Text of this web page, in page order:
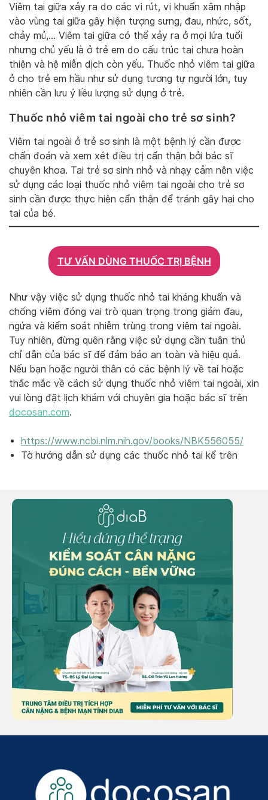
Viêm tai giữa xảy ra do các vi rút, vi khuẩn xâm nhập
vào vùng tai giữa gây hiện tượng sưng, đau, nhức, sốt,
chảy mủ,… Viêm tai giữa có thể xảy ra ở mọi lứa tuổi
nhưng chủ yếu là ở trẻ em do cấu trúc tai chưa hoàn
thiện và hệ miễn dịch còn yếu. Thuốc nhỏ viêm tai giữa
ở cho trẻ em hầu như sử dụng tương tự người lớn, tuy
nhiên cần lưu ý liều lượng sử dụng ở trẻ.
Thuốc nhỏ viêm tai ngoài cho trẻ sơ sinh?
Viêm tai ngoài ở trẻ sơ sinh là một bệnh lý cần được
chẩn đoán và xem xét điều trị cẩn thận bởi bác sĩ
chuyên khoa. Tai trẻ sơ sinh nhỏ và nhạy cảm nên việc
sử dụng các loại thuốc nhỏ viêm tai ngoài cho trẻ sơ
sinh cần được thực hiện cẩn thận để tránh gây hại cho
tai của bé.
TƯ VẤN DÙNG THUỐC TRỊ BỆNH
Như vậy việc sử dụng thuốc nhỏ tai kháng khuẩn và
chống viêm đóng vai trò quan trọng trong giảm đau,
ngứa và kiểm soát nhiễm trùng trong viêm tai ngoài.
Tuy nhiên, đừng quên rằng việc sử dụng cần tuân thủ
chỉ dẫn của bác sĩ để đảm bảo an toàn và hiệu quả.
Nếu bạn hoặc người thân có các bệnh lý về tai hoặc
thắc mắc về cách sử dụng thuốc nhỏ viêm tai ngoài, xin
vui lòng đặt lịch khám với chuyên gia hoặc bác sĩ trên
docosan.com.
https://www.ncbi.nlm.nih.gov/books/NBK556055/
Tờ hướng dẫn sử dụng các thuốc nhỏ tai kể trên